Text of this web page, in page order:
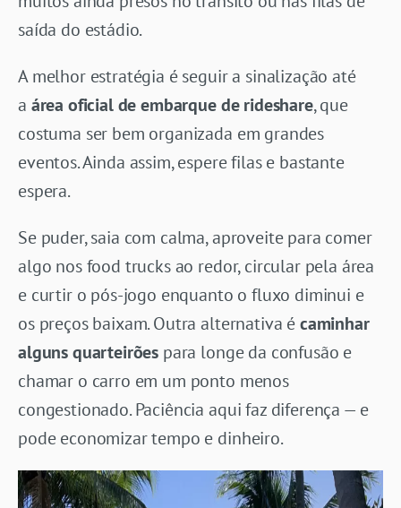
saída do estádio.
A melhor estratégia é seguir a sinalização até
a área oficial de embarque de rideshare, que
costuma ser bem organizada em grandes
eventos. Ainda assim, espere filas e bastante
espera.
Se puder, saia com calma, aproveite para comer
algo nos food trucks ao redor, circular pela área
e curtir o pós-jogo enquanto o fluxo diminui e
os preços baixam. Outra alternativa écaminhar
alguns quarteirões para longe da confusão e
chamar o carro em um ponto menos
congestionado. Paciência aqui faz diferença — e
pode economizar tempo e dinheiro.